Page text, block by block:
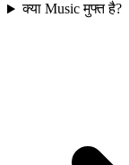
क्या Music मुफ्त है?